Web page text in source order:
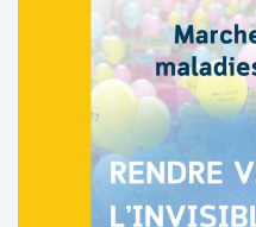
VOITURETTE
électrique
au
bloc
opératoire